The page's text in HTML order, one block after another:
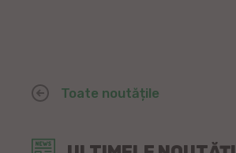
Toate noutățile